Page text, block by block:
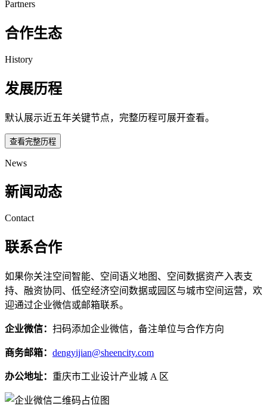
Partners
合作生态
History
发展历程
默认展示近五年关键节点，完整历程可展开查看。
查看完整历程
News
新闻动态
Contact
联系合作
如果你关注空间智能、空间语义地图、空间数据资产入表支
持、融资协同、低空经济空间数据或园区与城市空间运营，欢
迎通过企业微信或邮箱联系。
企业微信： 扫码添加企业微信，备注单位与合作方向
商务邮箱： dengyijian@sheencity.com
办公地址： 重庆市工业设计产业城 A 区